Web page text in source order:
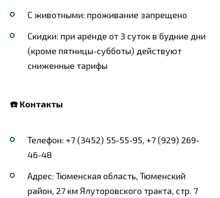
С животными: проживание запрещено
Скидки: при аренде от 3 суток в будние дни
(кроме пятницы-субботы) действуют
сниженные тарифы
☎️ Контакты
Телефон: +7 (3452) 55-55-95, +7 (929) 269-
46-48
Адрес: Тюменская область, Тюменский
район, 27 км Ялуторовского тракта, стр. 7